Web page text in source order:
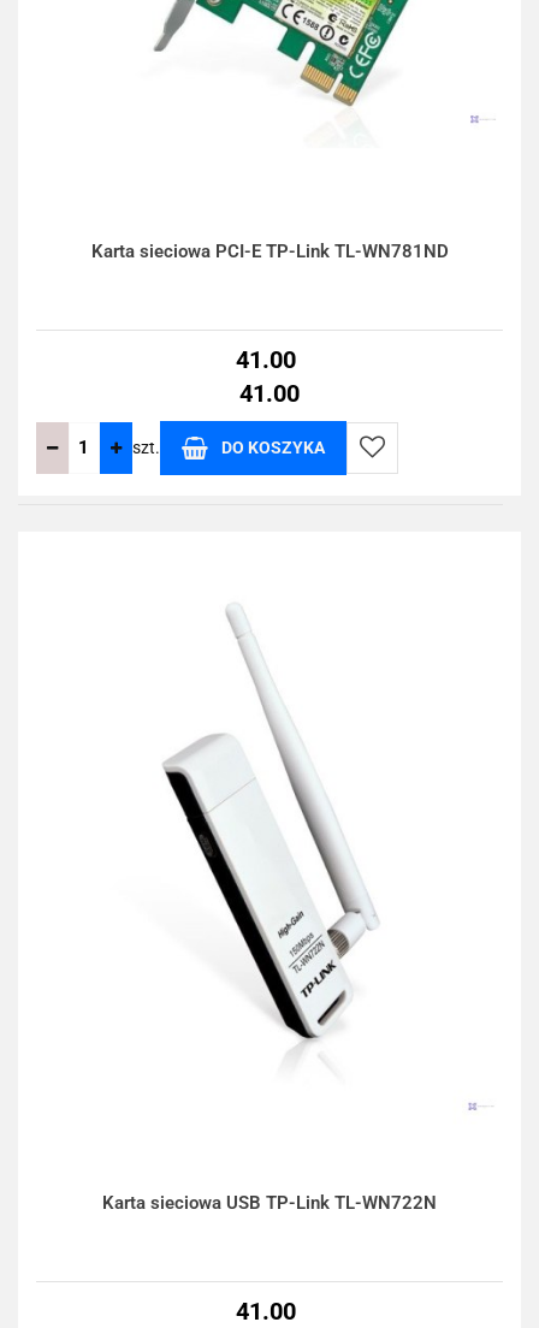
Karta sieciowa PCI-E TP-Link TL-WN781ND
41.00
41.00
szt. DO KOSZYKA
Do
Karta sieciowa USB TP-Link TL-WN722N
41.00